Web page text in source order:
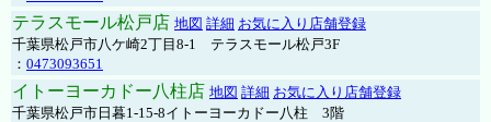
テラスモール松戸店 地図 詳細 お気に入り店舗登録
千葉県松戸市八ケ崎2丁目8-1 テラスモール松戸3F
： 0473093651
イトーヨーカドー八柱店 地図 詳細 お気に入り店舗登録
千葉県松戸市日暮1-15-8イトーヨーカドー八柱 3階